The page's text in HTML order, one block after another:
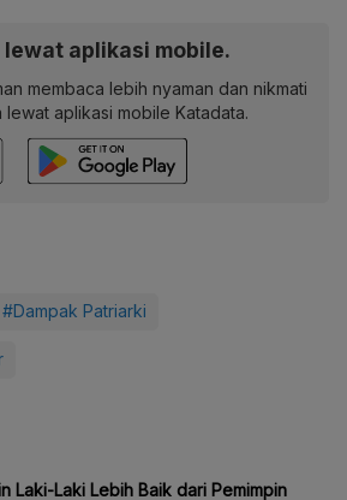
aplikasi mobile.
membaca lebih nyaman dan nikmati
aplikasi mobile Katadata.
#Dampak Patriarki